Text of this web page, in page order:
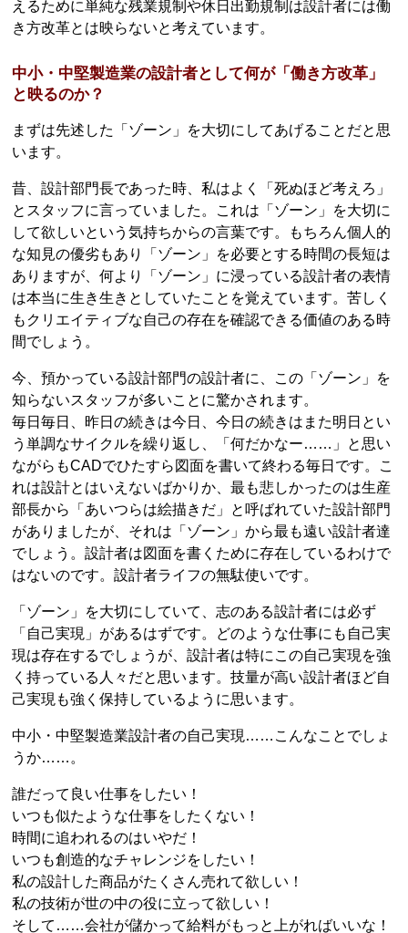
えるために単純な残業規制や休日出勤規制は設計者には働
き方改革とは映らないと考えています。
中小・中堅製造業の設計者として何が「働き方改革」
と映るのか？
まずは先述した「ゾーン」を大切にしてあげることだと思
います。
昔、設計部門長であった時、私はよく「死ぬほど考えろ」
とスタッフに言っていました。これは「ゾーン」を大切に
して欲しいという気持ちからの言葉です。もちろん個人的
な知見の優劣もあり「ゾーン」を必要とする時間の長短は
ありますが、何より「ゾーン」に浸っている設計者の表情
は本当に生き生きとしていたことを覚えています。苦しく
もクリエイティブな自己の存在を確認できる価値のある時
間でしょう。
今、預かっている設計部門の設計者に、この「ゾーン」を
知らないスタッフが多いことに驚かされます。
毎日毎日、昨日の続きは今日、今日の続きはまた明日とい
う単調なサイクルを繰り返し、「何だかなー……」と思い
ながらもCADでひたすら図面を書いて終わる毎日です。こ
れは設計とはいえないばかりか、最も悲しかったのは生産
部長から「あいつらは絵描きだ」と呼ばれていた設計部門
がありましたが、それは「ゾーン」から最も遠い設計者達
でしょう。設計者は図面を書くために存在しているわけで
はないのです。設計者ライフの無駄使いです。
「ゾーン」を大切にしていて、志のある設計者には必ず
「自己実現」があるはずです。どのような仕事にも自己実
現は存在するでしょうが、設計者は特にこの自己実現を強
く持っている人々だと思います。技量が高い設計者ほど自
己実現も強く保持しているように思います。
中小・中堅製造業設計者の自己実現……こんなことでしょ
うか……。
誰だって良い仕事をしたい！
いつも似たような仕事をしたくない！
時間に追われるのはいやだ！
いつも創造的なチャレンジをしたい！
私の設計した商品がたくさん売れて欲しい！
私の技術が世の中の役に立って欲しい！
そして……会社が儲かって給料がもっと上がればいいな！